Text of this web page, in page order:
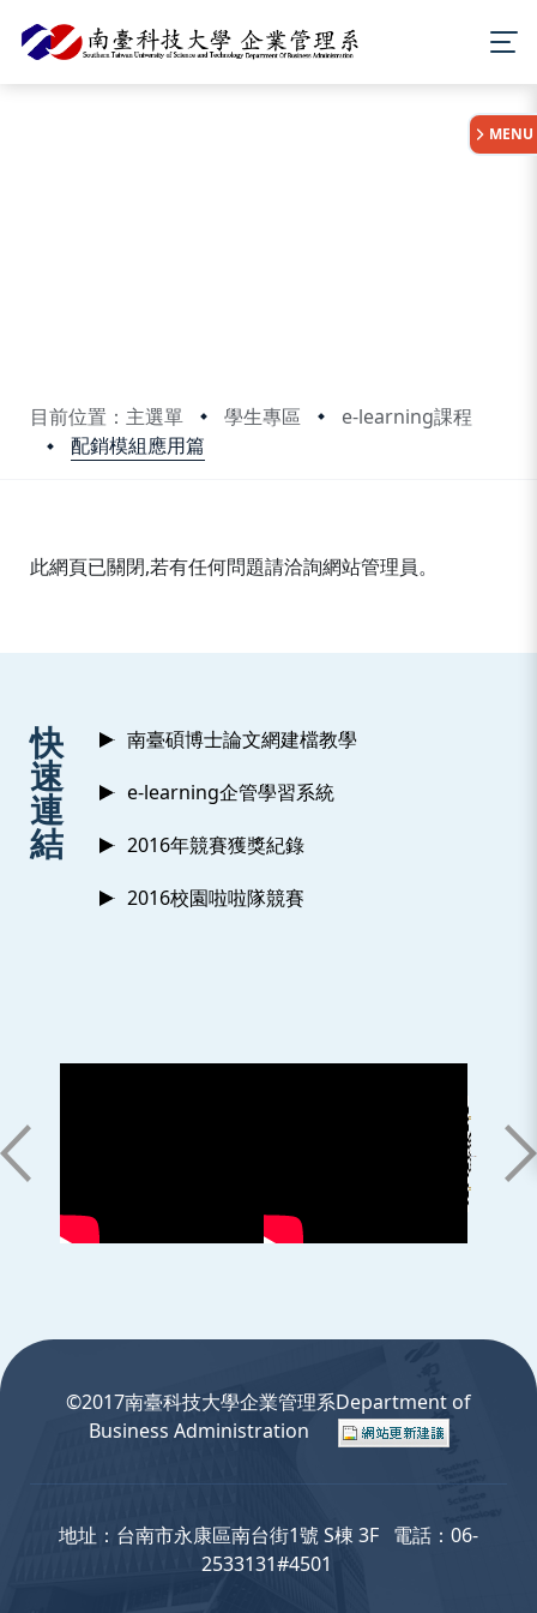
目前位置：主選單 學生專區
e-learning課程
配銷模組應用篇
MENU
此網頁已關閉,若有任何問題請洽詢網站管理員。
快
速
連
結
南臺碩博士論文網建檔教學
e-learning企管學習系統
2016年競賽獲獎紀錄
2016校園啦啦隊競賽
©2017南臺科技大學企業管理系Department of
Business Administration
地址：台南市永康區南台街1號 S棟 3F 電話：06-
2533131#4501